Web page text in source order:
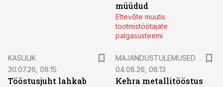
müüdud
Ettevõte muutis
tootmistöötajate
palgasüsteemi
KASULIK
30.07.26, 08:15
Tööstusjuht lahkab
MAJANDUSTULEMUSED
04.08.26, 08:13
Kehra metallitööstus